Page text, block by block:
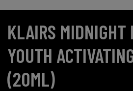
KLAIRS MIDNIGHT
YOUTH
(20ML)